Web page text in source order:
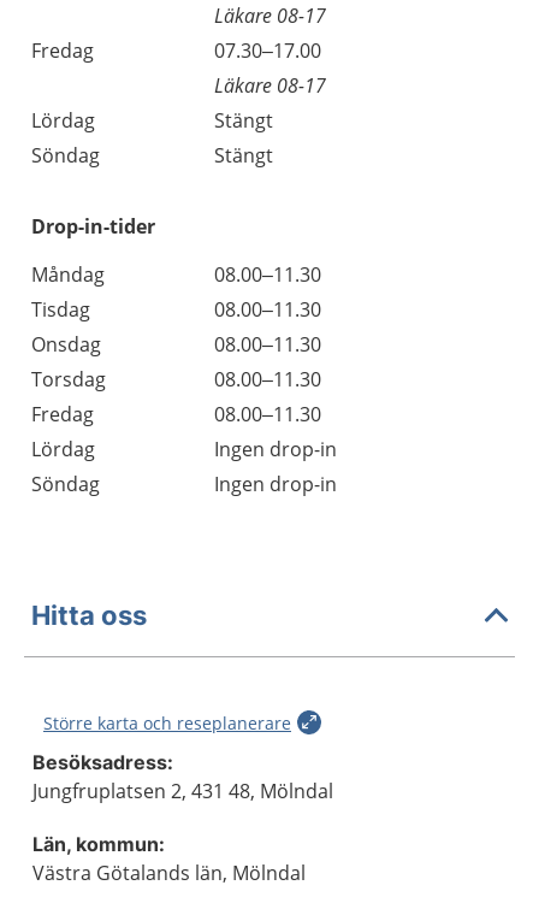
Läkare 08-17
Fredag
07.30–17.00
Läkare 08-17
Lördag
Stängt
Söndag
Stängt
Drop-in-tider
Måndag
08.00–11.30
Tisdag
08.00–11.30
Onsdag
08.00–11.30
Torsdag
08.00–11.30
Fredag
08.00–11.30
Lördag
Ingen drop-in
Söndag
Ingen drop-in
Hitta oss
Större karta och reseplanerare
Besöksadress:
Jungfruplatsen 2, 431 48, Mölndal
Län, kommun:
Västra Götalands län, Mölndal